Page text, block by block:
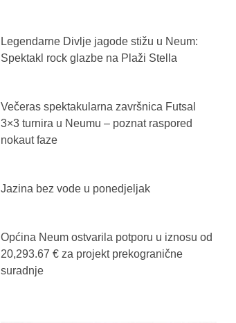
Legendarne Divlje jagode stižu u Neum:
Spektakl rock glazbe na Plaži Stella
Večeras spektakularna završnica Futsal
3×3 turnira u Neumu – poznat raspored
nokaut faze
Jazina bez vode u ponedjeljak
Općina Neum ostvarila potporu u iznosu od
20,293.67 € za projekt prekogranične
suradnje